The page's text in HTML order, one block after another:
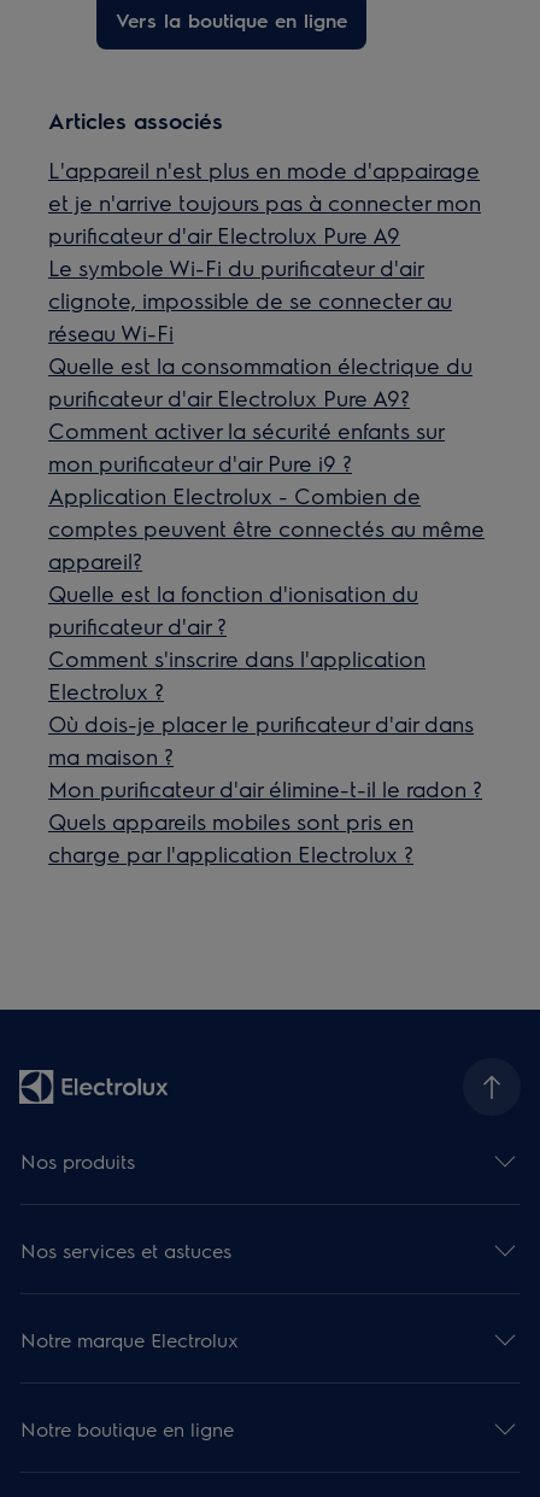
Vers la boutique en ligne
Articles associés
L'appareil n'est plus en mode d'appairage
et je n'arrive toujours pas à connecter mon
purificateur d'air Electrolux Pure A9
Le symbole Wi-Fi du purificateur d'air
clignote, impossible de se connecter au
réseau Wi-Fi
Quelle est la consommation électrique du
purificateur d'air Electrolux Pure A9?
Comment activer la sécurité enfants sur
mon purificateur d'air Pure i9 ?
Application Electrolux - Combien de
comptes peuvent être connectés au même
appareil?
Quelle est la fonction d'ionisation du
purificateur d'air ?
Comment s'inscrire dans l'application
Electrolux ?
Où dois-je placer le purificateur d'air dans
ma maison ?
Mon purificateur d'air élimine-t-il le radon ?
Quels appareils mobiles sont pris en
charge par l'application Electrolux ?
Nos produits
Nos services et astuces
Notre marque Electrolux
Notre boutique en ligne